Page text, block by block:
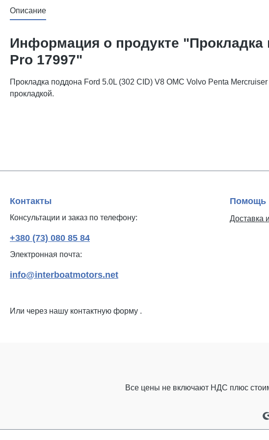
Описание
Информация о продукте "Прокладка
Pro 17997"
Прокладка поддона Ford 5.0L (302 CID) V8 OMC Volvo Penta
прокладкой.
Контакты
Консультации и заказ по телефону:
+380 (73) 080 85 84
Электронная почта:
info@interboatmotors.net
Или через нашу контактную форму .
Помощь
Доставка
Все цены не включают НДС плюс